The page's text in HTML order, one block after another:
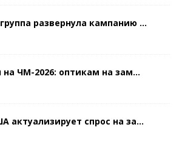
развернула кампанию ...
на ЧМ-2026: оптикам на зам...
актуализирует спрос на за...